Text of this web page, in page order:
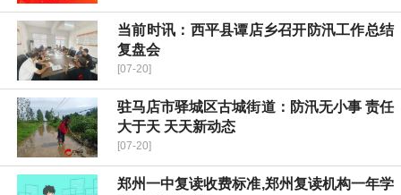
当前时讯：​西平县谭店乡召开防汛工作总结
复盘会
[07-20]
驻马店市驿城区古城街道：防汛无小事 责任
大于天 天天新动态
[07-20]
郑州一中复读收费标准,郑州复读机构一年学